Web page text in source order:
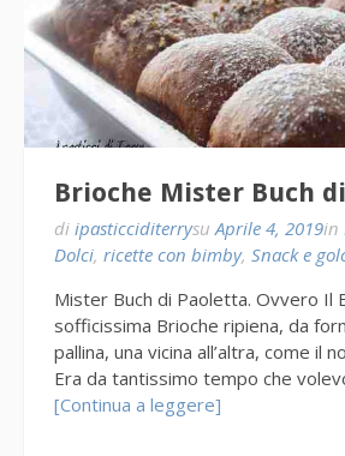
Brioche Mister Buch
di ipasticciditerrysu Aprile 4, 2019in
Dolci, ricette con bimby, Snack e
Mister Buch di Paoletta. Ovvero Il
sofficissima Brioche ripiena, da
pallina, una vicina all’altra, come il
Era da tantissimo tempo che
[Continua a leggere]